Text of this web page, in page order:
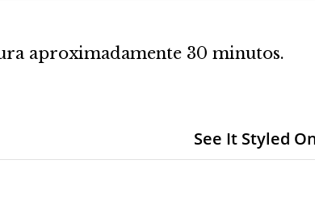
aproximadamente 30 minutos.
See It Styled